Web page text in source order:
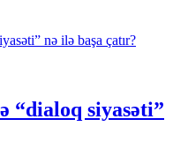
“dialoq siyasəti”